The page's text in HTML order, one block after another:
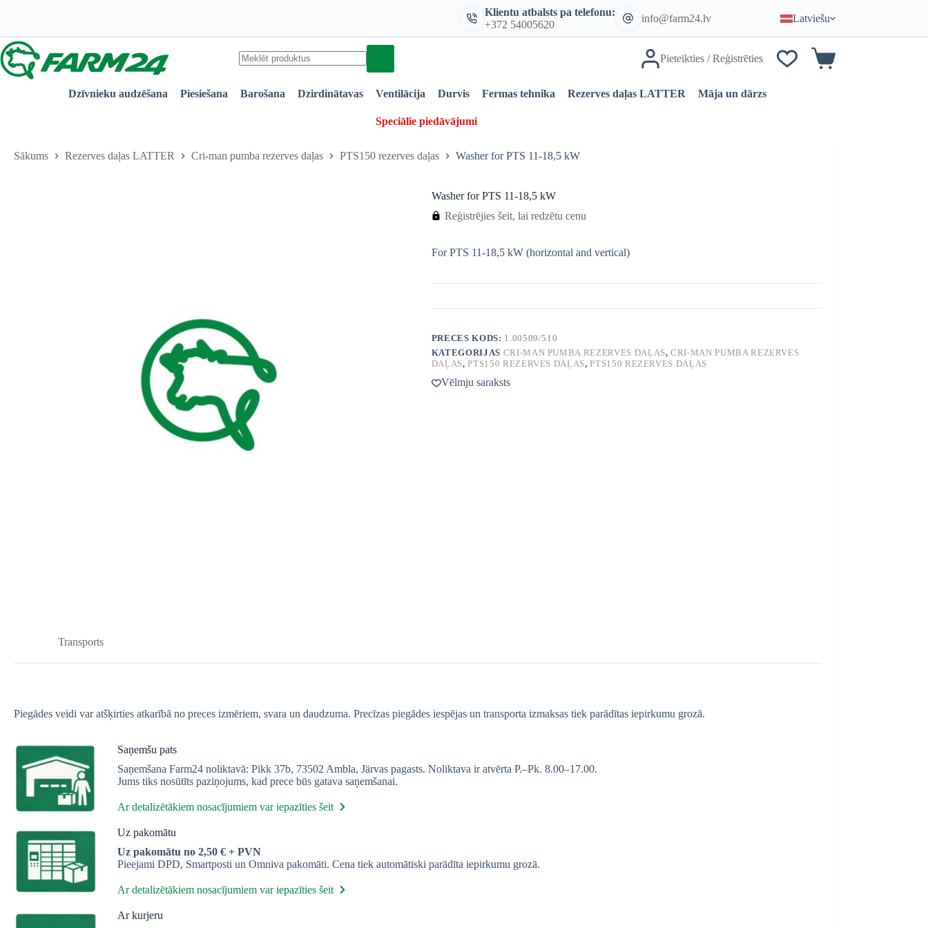
Klientu atbalsts pa telefonu:
+372 54005620
info@farm24.lv Latviešu
results
Pieteikties / Reģistrēties
Iepirkumu
Dzīvnieku audzēšana
Piesiešana Barošana Dzirdinātavas Ventilācija Durvis Fermas tehnika Rezerves daļas LATTER Māja un dārzs
Speciālie piedāvājumi
Sākums Rezerves daļas LATTER Cri-man pumba rezerves daļas PTS150 rezerves daļas Washer for PTS 11-18,5 kW
Washer for PTS 11-18,5 kW
Reģistrējies šeit, lai redzētu cenu
For PTS 11-18,5 kW (horizontal and vertical)
PRECES KODS: 1.00509/510
KATEGORIJAS CRI-MAN PUMBA REZERVES DAĻAS,CRI-MAN PUMBA REZERVES
DAĻAS,PTS150 REZERVES DAĻAS,PTS150 REZERVES DAĻAS
Vēlmju saraksts
Transports
Piegādes veidi var atšķirties atkarībā no preces izmēriem, svara un daudzuma. Precīzas piegādes iespējas un transporta izmaksas tiek parādītas iepirkumu grozā.
Saņemšu pats
Saņemšana Farm24 noliktavā: Pikk 37b, 73502 Ambla, Järvas pagasts. Noliktava ir atvērta P.–Pk. 8.00–17.00.
Jums tiks nosūtīts paziņojums, kad prece būs gatava saņemšanai.
Ar detalizētākiem nosacījumiem var iepazīties šeit
Uz pakomātu
Uz pakomātu no 2,50 € + PVN
Pieejami DPD, Smartposti un Omniva pakomāti. Cena tiek automātiski parādīta iepirkumu grozā.
Ar detalizētākiem nosacījumiem var iepazīties šeit
Ar kurjeru